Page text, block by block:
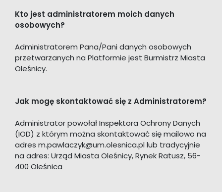
Kto jest administratorem moich danych
osobowych?
Administratorem Pana/Pani danych osobowych
przetwarzanych na Platformie jest Burmistrz Miasta
Oleśnicy.
Jak mogę skontaktować się z Administratorem?
Administrator powołał Inspektora Ochrony Danych
(IOD) z którym można skontaktować się mailowo na
adres m.pawlaczyk@um.olesnica.pl lub tradycyjnie
na adres: Urząd Miasta Oleśnicy, Rynek Ratusz, 56-
400 Oleśnica